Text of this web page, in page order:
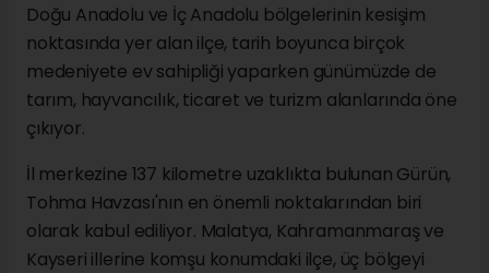
Doğu Anadolu ve İç Anadolu bölgelerinin kesişim
noktasında yer alan ilçe, tarih boyunca birçok
medeniyete ev sahipliği yaparken günümüzde de
tarım, hayvancılık, ticaret ve turizm alanlarında öne
çıkıyor.
İl merkezine 137 kilometre uzaklıkta bulunan Gürün,
Tohma Havzası'nın en önemli noktalarından biri
olarak kabul ediliyor. Malatya, Kahramanmaraş ve
Kayseri illerine komşu konumdaki ilçe, üç bölgeyi